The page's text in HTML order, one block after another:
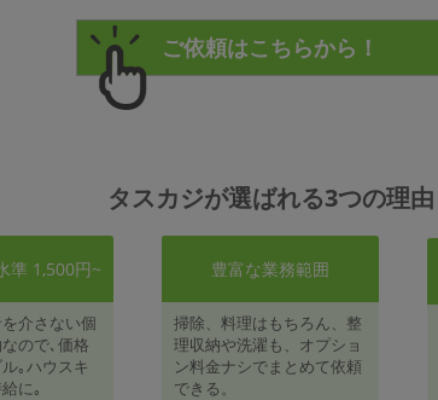
タスカジが選ばれる3つの理由
準 1,500円~
介さない個
ので､価格
｡ハウスキ
に｡
豊富な業務範囲
掃除、料理はもちろん、整
理収納や洗濯も、オプショ
ン料金ナシでまとめて依頼
できる。